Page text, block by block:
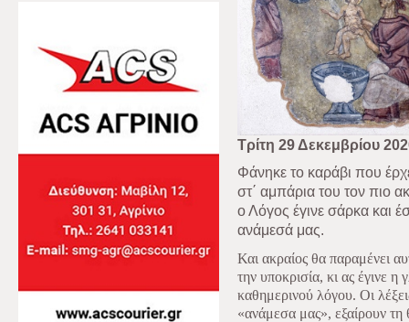
Τρίτη 29 Δεκεμβρίου
Φάνηκε το καράβι που
στ΄ αμπάρια του τον πιο
ο Λόγος έγινε σάρκα και
ανάμεσά μας.
Και ακραίος θα παραμένει
την υποκρισία, κι ας έγινε
καθημερινού λόγου. Οι
«ανάμεσα μας», εξαίρουν τη